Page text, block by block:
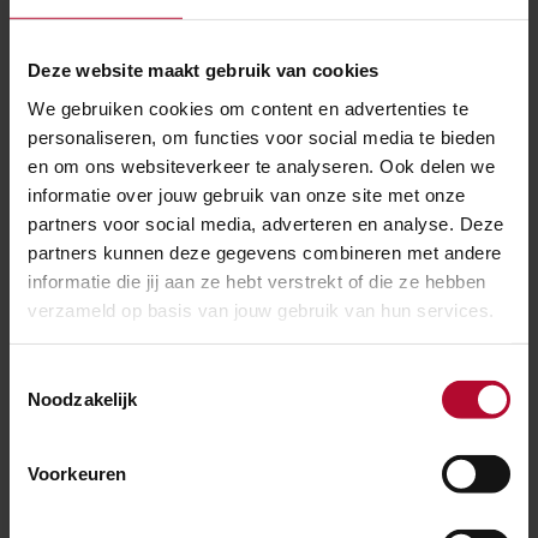
Deze website maakt gebruik van cookies
We gebruiken cookies om content en advertenties te
personaliseren, om functies voor social media te bieden
en om ons websiteverkeer te analyseren. Ook delen we
informatie over jouw gebruik van onze site met onze
partners voor social media, adverteren en analyse. Deze
partners kunnen deze gegevens combineren met andere
informatie die jij aan ze hebt verstrekt of die ze hebben
verzameld op basis van jouw gebruik van hun services.
Noodzakelijk
Voorkeuren
Aanrijding tussen vrachtwagen en